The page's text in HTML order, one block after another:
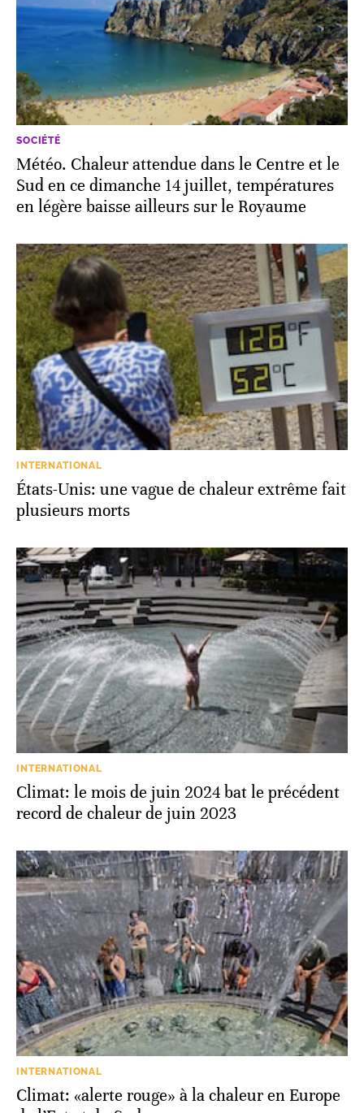
SOCIÉTÉ
Météo. Chaleur attendue dans le Centre et le
Sud en ce dimanche 14 juillet, températures
en légère baisse ailleurs sur le Royaume
INTERNATIONAL
États-Unis: une vague de chaleur extrême fait
plusieurs morts
INTERNATIONAL
Climat: le mois de juin 2024 bat le précédent
record de chaleur de juin 2023
INTERNATIONAL
Climat: «alerte rouge» à la chaleur en Europe